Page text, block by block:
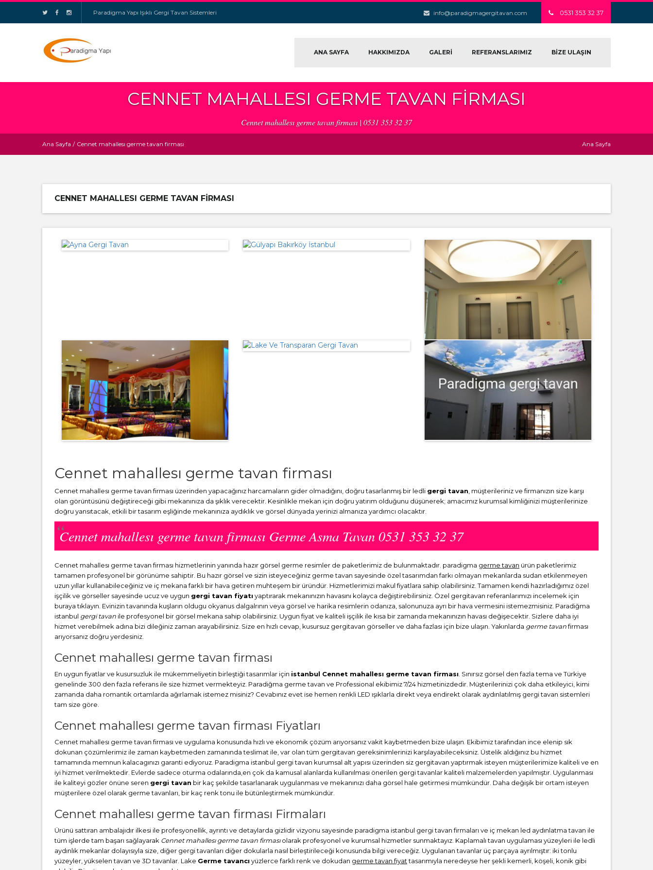
Paradigma Yapı Işıklı Gergi Tavan Sistemleri info@paradigmagergitavan.com 0531 353 32 37
ANA SAYFA HAKKIMIZDA GALERİ REFERANSLARIMIZ BİZE ULAŞIN
CENNET MAHALLESI GERME TAVAN FIRMASI
Cennet mahallesı germe tavan firması | 0531 353 32 37
Ana Sayfa / Cennet mahallesı germe tavan firması Ana Sayfa
CENNET MAHALLESI GERME TAVAN FIRMASI
Cennet mahallesı germe tavan firması
Cennet mahallesı germe tavan firması üzerinden yapacağınız harcamaların gider olmadığını, doğru tasarlanmış bir ledli gergi tavan , müşterileriniz ve firmanızın size karşı
olan görüntüsünü değiştireceği gibi mekanınıza da şıklık verecektir. Kesinlikle mekan için doğru yatırım olduğunu düşünerek; amacımız kurumsal kimliğinizi müşterilerinize
doğru yansıtacak, etkili bir tasarım eşliğinde mekanınıza aydıklık ve görsel dünyada yerinizi almanıza yardımcı olacaktır.
Cennet mahallesı germe tavan firması Germe Asma Tavan 0531 353 32 37
Cennet mahallesı germe tavan firması hizmetlerinin yanında hazır görsel germe resimler de paketlerimiz de bulunmaktadır. paradigma germe tavan ürün paketlerimiz
tamamen profesyonel bir görünüme sahiptir. Bu hazır görsel ve sizin isteyeceğiniz germe tavan sayesinde özel tasarımdan farkı olmayan mekanlarda sudan etkilenmeyen
uzun yıllar kullanabileceğiniz ve iç mekana farklı bir hava getiren muhteşem bir üründür. Hizmetlerimizi makul fiyatlara sahip olabilirsiniz. Tamamen kendi hazırladığımız özel
işçilik ve görseller sayesinde ucuz ve uygun gergi tavan fiyatı yaptırarak mekanınızın havasını kolayca değiştirebilirsiniz. Özel gergitavan referanlarımızı incelemek için
buraya tıklayın. Evinizin tavanında kuşların oldugu okyanus dalgalrının veya görsel ve harika resimlerin odanıza, salonunuza ayrı bir hava vermesini istemezmisiniz. Paradiğma
istanbul gergi tavan ile profesyonel bir görsel mekana sahip olabilirsiniz. Uygun fiyat ve kaliteli işçilik ile kısa bir zamanda mekanınızın havası değişecektir. Sizlere daha iyi
hizmet verebilmek adına bizi dileğiniz zaman arayabilirsiniz. Size en hızlı cevap, kusursuz gergitavan görseller ve daha fazlası için bize ulaşın. Yakınlarda germe tavanfirması
arıyorsanız doğru yerdesiniz.
Cennet mahallesı germe tavan firması
En uygun fiyatlar ve kusursuzluk ile mükemmeliyetin birleştiği tasarımlar için istanbul Cennet mahallesı germe tavan firması . Sınırsız görsel den fazla tema ve Türkiye
genelinde 300 den fazla referans ile size hizmet vermekteyiz. Paradiğma germe tavan ve Professional ekibimiz 7/24 hizmetinizdedir. Müşterilerinizi çok daha etkileyici, kimi
zamanda daha romantik ortamlarda ağırlamak istemez misiniz? Cevabınız evet ise hemen renkli LED ışıklarla direkt veya endirekt olarak aydınlatılmış gergi tavan sistemleri
tam size göre.
Cennet mahallesı germe tavan firması Fiyatları
Cennet mahallesı germe tavan firması ve uygulama konusunda hızlı ve ekonomik çözüm arıyorsanız vakit kaybetmeden bize ulaşın. Ekibimiz tarafından ince elenip sık
dokunan çözümlerimiz ile zaman kaybetmeden zamanında teslimat ile, var olan tüm gergitavan gereksinimlerinizi karşılayabileceksiniz. Üstelik aldığınız bu hizmet
tamamında memnun kalacagınızı garanti ediyoruz. Paradigma istanbul gergi tavan kurumsal alt yapısı üzerinden siz gergitavan yaptırmak isteyen müşterilerimize kaliteli ve en
iyi hizmet verilmektedir. Evlerde sadece oturma odalarında,en çok da kamusal alanlarda kullanılması önerilen gergi tavanlar kaliteli malzemelerden yapılmıştır. Uygulanması
ile kaliteyi gözler önüne seren gergi tavan bir kaç şekilde tasarlanarak uygulanması ve mekanınızı daha görsel hale getirmesi mümkündür. Daha değişik bir ortam isteyen
müşterilere özel olarak germe tavanları, bir kaç renk tonu ile bütünleştirmek mümkündür.
Cennet mahallesı germe tavan firması Firmaları
Ürünü sattıran ambalajıdır ilkesi ile profesyonellik, ayrıntı ve detaylarda gizlidir vizyonu sayesinde paradigma istanbul gergi tavan firmaları ve iç mekan led aydınlatma tavan ile
tüm işlerde tam başarı sağlayarak Cennet mahallesı germe tavan firmasıolarak profesyonel ve kurumsal hizmetler sunmaktayız. Kaplamalı tavan uygulaması yüzeyleri ile ledli
aydınlık mekanlar dolayısıyla size, diğer gergi tavanları diğer dokularla nasıl birleştirileceği konusunda bilgi vereceğiz. Uygulanan tavanlar üç parçaya ayrılmıştır: iki tonlu
yüzeyler, yükselen tavan ve 3D tavanlar. Lake Germe tavancı yüzlerce farklı renk ve dokudan germe tavan fiyattasarımıyla neredeyse her şekli kemerli, köşeli, konik gibi